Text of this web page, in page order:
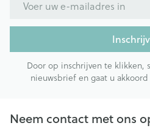
Door op inschrijven te klikken,
nieuwsbrief en gaat u
Neem contact met ons